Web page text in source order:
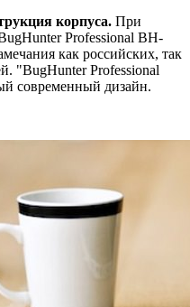
корпуса. При
Professional BH-
как российских, так
"BugHunter Professional
современный дизайн.